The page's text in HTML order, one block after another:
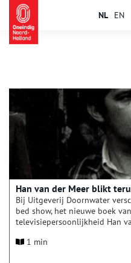
NL EN
Han van der Meer blikt
Bij Uitgeverij Doornwater
bed show, het nieuwe boek
televisiepersoonlijkheid Han
mee achter de schermen van
1 min